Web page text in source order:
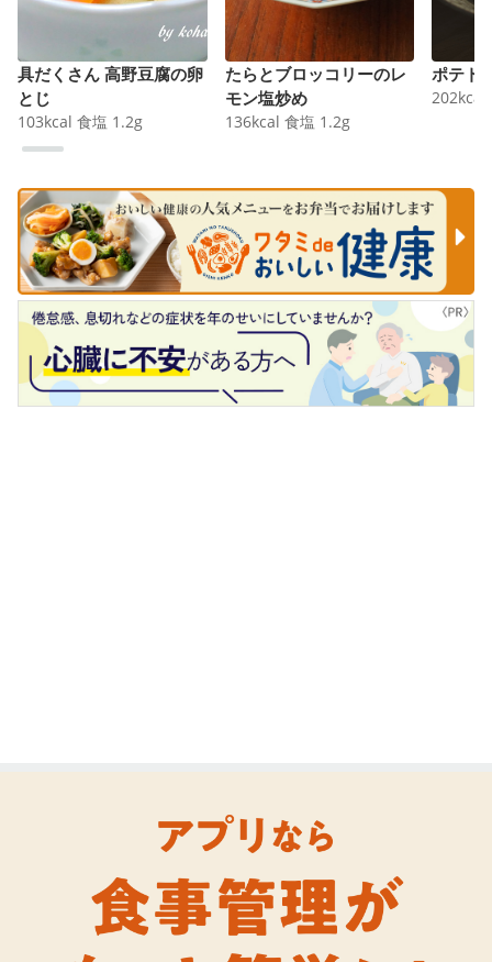
具だくさん 高野豆腐の卵
とじ
103kcal 食塩 1.2g
たらとブロッコリーのレ
モン塩炒め
136kcal 食塩 1.2g
ポテト
202kcal